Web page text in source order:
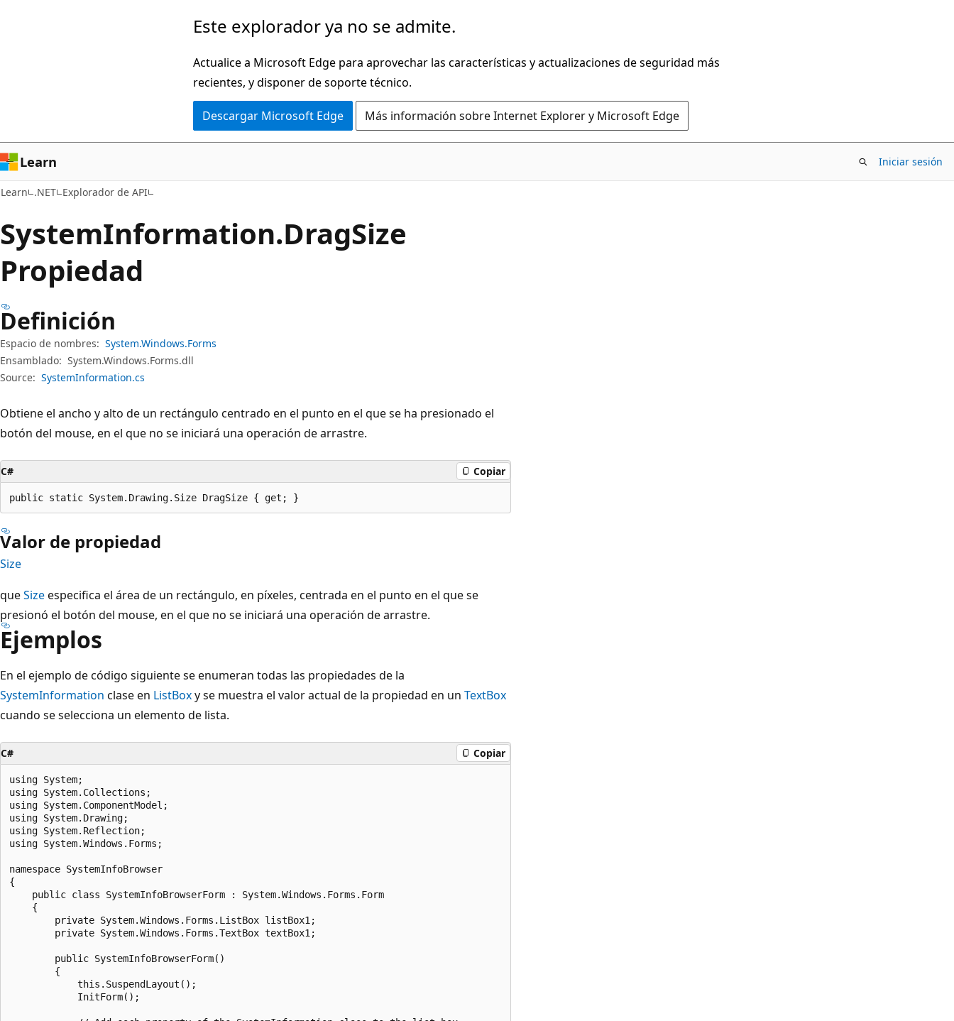
página
Este explorador ya no se admite.
Actualice a Microsoft Edge para aprovechar las características y actualizaciones de seguridad más
recientes, y disponer de soporte técnico.
Descargar Microsoft Edge Más información sobre Internet Explorer y Microsoft Edge
Learn Iniciar sesión
Learn .NET Explorador de API
SystemInformation.DragSize
Propiedad
Definición
Espacio de nombres: System.Windows.Forms
Ensamblado: System.Windows.Forms.dll
Source: SystemInformation.cs
Obtiene el ancho y alto de un rectángulo centrado en el punto en el que se ha presionado el
botón del mouse, en el que no se iniciará una operación de arrastre.
C# Copiar
public static System.Drawing.Size DragSize { get; }
Valor de propiedad
Size
queSizeespecifica el área de un rectángulo, en píxeles, centrada en el punto en el que se
presionó el botón del mouse, en el que no se iniciará una operación de arrastre.
Ejemplos
En el ejemplo de código siguiente se enumeran todas las propiedades de la
SystemInformation clase en ListBoxy se muestra el valor actual de la propiedad en un TextBox
cuando se selecciona un elemento de lista.
C# Copiar
using System;
using System.Collections;
using System.ComponentModel;
using System.Drawing;
using System.Reflection;
using System.Windows.Forms;
namespace SystemInfoBrowser
{
    public class SystemInfoBrowserForm : System.Windows.Forms.Form
    {
        private System.Windows.Forms.ListBox listBox1;
        private System.Windows.Forms.TextBox textBox1;
        public SystemInfoBrowserForm()
        {
            this.SuspendLayout();
            InitForm();